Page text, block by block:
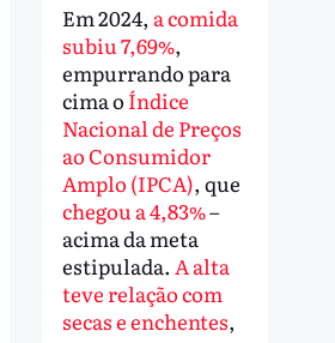
Em 2024, a comida
subiu 7,69%,
empurrando para
cima o Índice
Nacional de Preços
ao Consumidor
Amplo (IPCA), que
chegou a 4,83%–
acima da meta
estipulada. A alta
teve relação com
secas e enchentes,